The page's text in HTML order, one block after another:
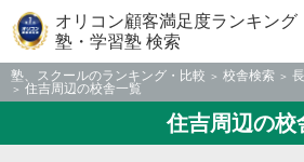
オリコン顧客満足度ランキング
塾・学習塾 検索
塾、スクールのランキング・比較 校舎検索
住吉周辺の校舎一覧
住吉周辺の校